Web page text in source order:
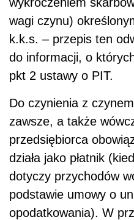
wagi czynu)
k.k.s. – przepis ten
do informacji, o
pkt 2 ustawy o PIT.
Do czynienia z
zawsze, a także
przedsiębiorca
działa jako płatnik
dotyczy przychodów
podstawie umowy o
opodatkowania). W